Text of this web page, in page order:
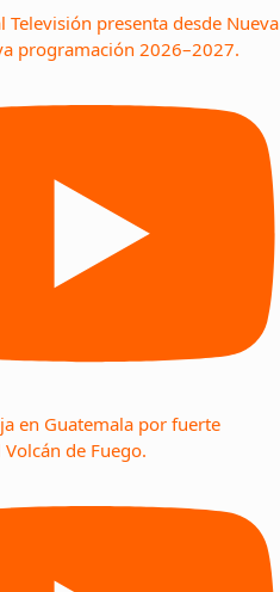
Televisión presenta desde Nueva
programación 2026–2027.
en Guatemala por fuerte
de Fuego.